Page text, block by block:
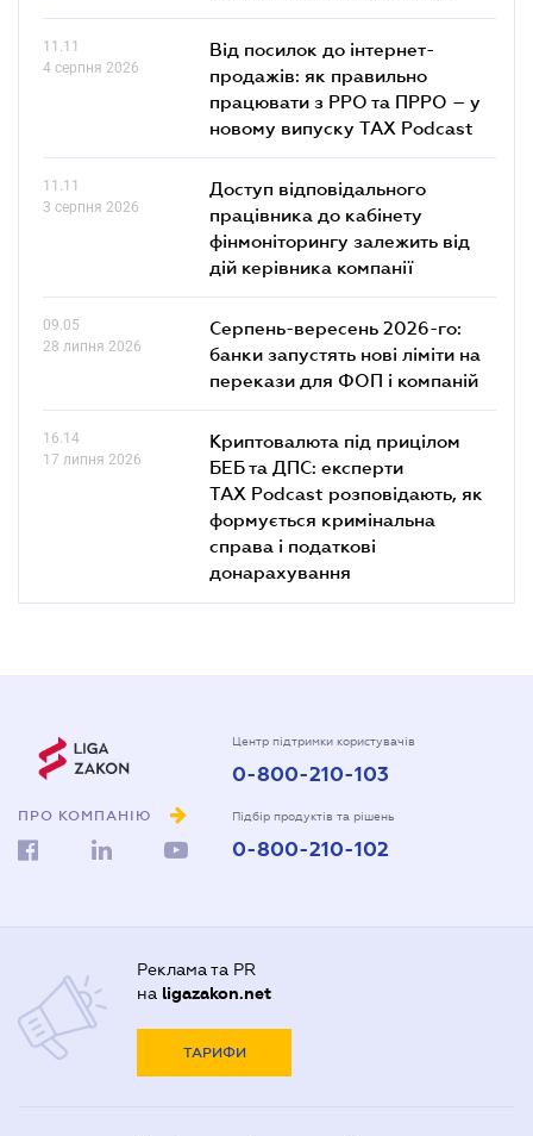
11.11
4 серпня 2026
Від посилок до інтернет-
продажів: як правильно
працювати з РРО та ПРРО – у
новому випуску TAX Podcast
11.11
3 серпня 2026
Доступ відповідального
працівника до кабінету
фінмоніторингу залежить від
дій керівника компанії
09.05
28 липня 2026
Серпень-вересень 2026-го:
банки запустять нові ліміти на
перекази для ФОП і компаній
16.14
17 липня 2026
Криптовалюта під прицілом
БЕБ та ДПС: експерти
TAX Podcast розповідають, як
формується кримінальна
справа і податкові
донарахування
ПРО КОМПАНІЮ
Центр підтримки користувачів
0-800-210-103
Підбір продуктів та рішень
0-800-210-102
Реклама та PR
на ligazakon.net
ТАРИФИ